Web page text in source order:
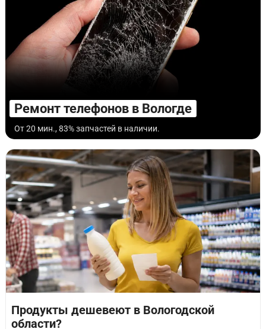
Ремонт телефонов в Вологде
От 20 мин., 83% запчастей в наличии.
Продукты дешевеют в Вологодской
области?